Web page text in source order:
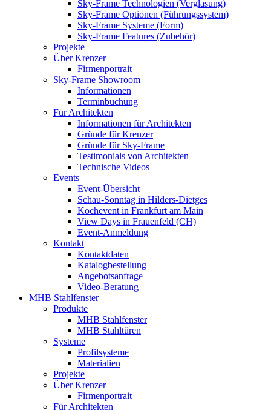
Sky-Frame Technologien (Verglasung)
Sky-Frame Optionen (Führungssystem)
Sky-Frame Systeme (Form)
Sky-Frame Features (Zubehör)
Projekte
Über Krenzer
Firmenportrait
Sky-Frame Showroom
Informationen
Terminbuchung
Für Architekten
Informationen für Architekten
Gründe für Krenzer
Gründe für Sky-Frame
Testimonials von Architekten
Technische Videos
Events
Event-Übersicht
Schau-Sonntag in Hilders-Dietges
Kochevent in Frankfurt am Main
View Days in Frauenfeld (CH)
Event-Anmeldung
Kontakt
Kontaktdaten
Katalogbestellung
Angebotsanfrage
Video-Beratung
MHB Stahlfenster
Produkte
MHB Stahlfenster
MHB Stahltüren
Systeme
Profilsysteme
Materialien
Projekte
Über Krenzer
Firmenportrait
Für Architekten